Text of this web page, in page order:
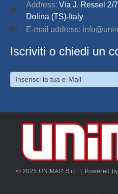
Address: Via J. Ressel 2/
Dolina (TS)-Italy
E-mail address:
Iscriviti o chiedi un
© 2025 UNIMAR S.r.l. | Powered